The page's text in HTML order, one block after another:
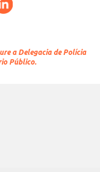
a Delegacia de Polícia
Público.